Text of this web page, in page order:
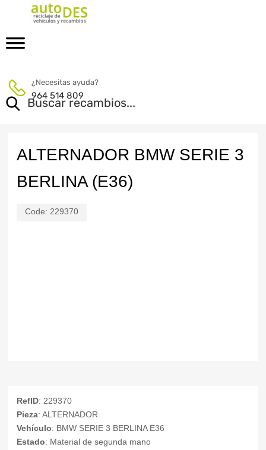
¿Necesitas ayuda?
964 514 809
ALTERNADOR BMW SERIE 3
BERLINA (E36)
Code: 229370
RefID: 229370
Pieza: ALTERNADOR
Vehículo: BMW SERIE 3 BERLINA E36
Estado: Material de segunda mano